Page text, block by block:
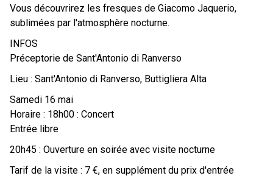
Vous découvrirez les fresques de Giacomo Jaquerio,
sublimées par l'atmosphère nocturne.
INFOS
Préceptorie de Sant'Antonio di Ranverso
Lieu : Sant'Antonio di Ranverso, Buttigliera Alta
Samedi 16 mai
Horaire : 18h00 : Concert
Entrée libre
20h45 : Ouverture en soirée avec visite nocturne
Tarif de la visite : 7 €, en supplément du prix d'entrée